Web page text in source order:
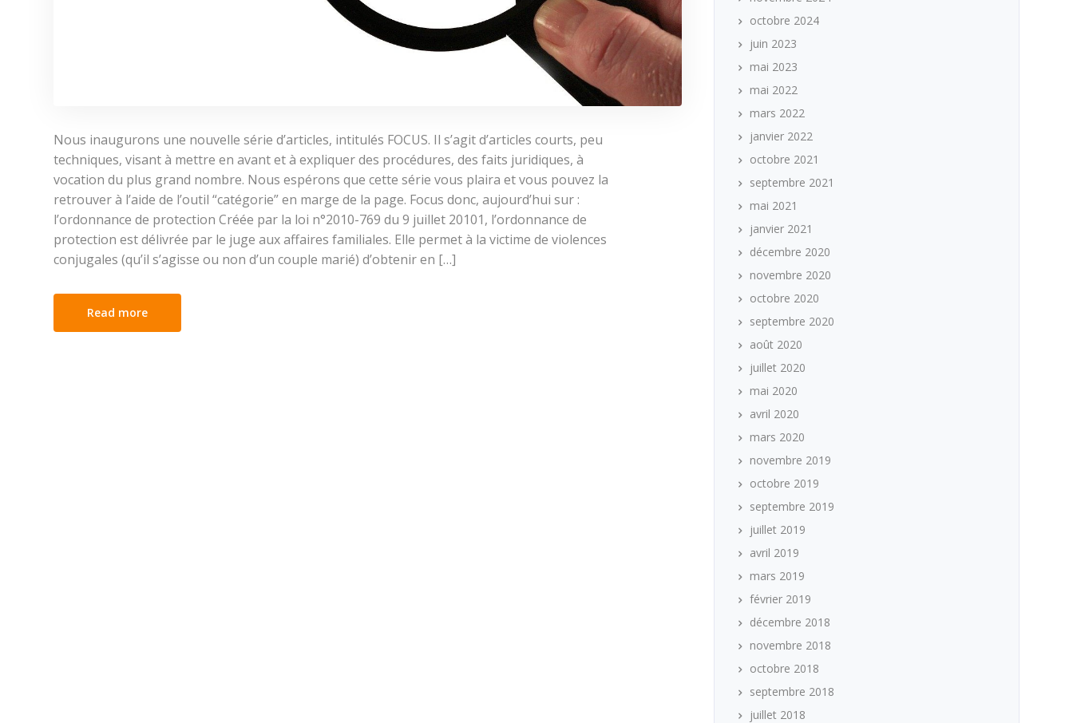
Nous inaugurons une nouvelle série d’articles, intitulés FOCUS. Il s’agit d’articles courts, peu
techniques, visant à mettre en avant et à expliquer des procédures, des faits juridiques, à
vocation du plus grand nombre. Nous espérons que cette série vous plaira et vous pouvez la
retrouver à l’aide de l’outil “catégorie” en marge de la page. Focus donc, aujourd’hui sur :
l’ordonnance de protection Créée par la loi n°2010-769 du 9 juillet 20101, l’ordonnance de
protection est délivrée par le juge aux affaires familiales. Elle permet à la victime de violences
conjugales (qu’il s’agisse ou non d’un couple marié) d’obtenir en […]
Read more
octobre 2024
juin 2023
mai 2023
mai 2022
mars 2022
janvier 2022
octobre 2021
septembre 2021
mai 2021
janvier 2021
décembre 2020
novembre 2020
octobre 2020
septembre 2020
août 2020
juillet 2020
mai 2020
avril 2020
mars 2020
novembre 2019
octobre 2019
septembre 2019
juillet 2019
avril 2019
mars 2019
février 2019
décembre 2018
novembre 2018
octobre 2018
septembre 2018
juillet 2018